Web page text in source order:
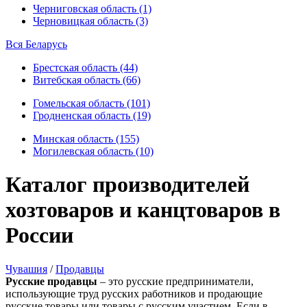
Черниговская область (1)
Черновицкая область (3)
Вся Беларусь
Брестская область (44)
Витебская область (66)
Гомельская область (101)
Гродненская область (19)
Минская область (155)
Могилевская область (10)
Каталог производителей
хозтоваров и канцтоваров в
России
Чувашия /Продавцы
Русские продавцы – это русские предприниматели,
использующие труд русских работников и продающие